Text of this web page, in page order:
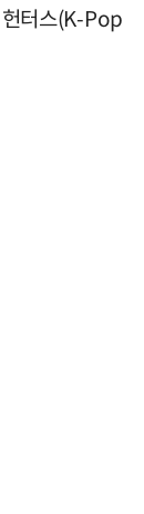
터스(K-Pop